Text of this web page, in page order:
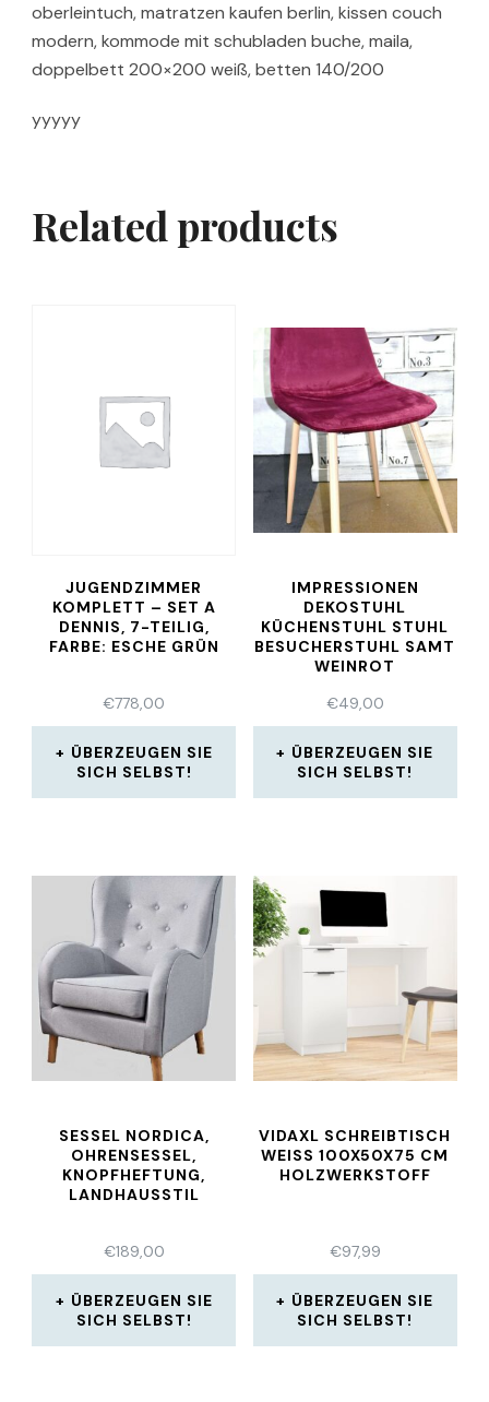
oberleintuch, matratzen kaufen berlin, kissen couch
modern, kommode mit schubladen buche, maila,
doppelbett 200×200 weiß, betten 140/200
yyyyy
Related products
JUGENDZIMMER
KOMPLETT – SET A
DENNIS, 7-TEILIG,
FARBE: ESCHE GRÜN
€778,00
ÜBERZEUGEN SIE
SICH SELBST!
IMPRESSIONEN
DEKOSTUHL
KÜCHENSTUHL STUHL
BESUCHERSTUHL SAMT
WEINROT
€49,00
ÜBERZEUGEN SIE
SICH SELBST!
SESSEL NORDICA,
OHRENSESSEL,
KNOPFHEFTUNG,
LANDHAUSSTIL
€189,00
ÜBERZEUGEN SIE
SICH SELBST!
VIDAXL SCHREIBTISCH
WEISS 100X50X75 CM H
OLZWERKSTOFF
€97,99
ÜBERZEUGEN SIE
SICH SELBST!